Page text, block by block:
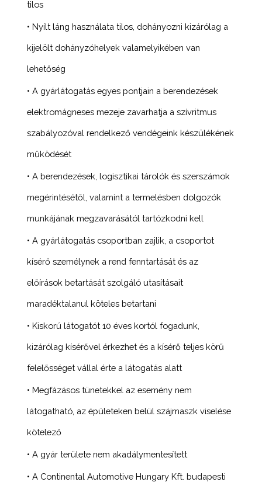
tilos
• Nyílt láng használata tilos, dohányozni kizárólag a
kijelölt dohányzóhelyek valamelyikében van
lehetőség
• A gyárlátogatás egyes pontjain a berendezések
elektromágneses mezeje zavarhatja a szívritmus
szabályozóval rendelkező vendégeink készülékének
működését
• A berendezések, logisztikai tárolók és szerszámok
megérintésétől, valamint a termelésben dolgozók
munkájának megzavarásától tartózkodni kell
• A gyárlátogatás csoportban zajlik, a csoportot
kísérő személynek a rend fenntartását és az
előírások betartását szolgáló utasításait
maradéktalanul köteles betartani
• Kiskorú látogatót 10 éves kortól fogadunk,
kizárólag kísérővel érkezhet és a kísérő teljes körű
felelősséget vállal érte a látogatás alatt
• Megfázásos tünetekkel az esemény nem
látogatható, az épületeken belül szájmaszk viselése
kötelező
• A gyár területe nem akadálymentesített
• A Continental Automotive Hungary Kft. budapesti